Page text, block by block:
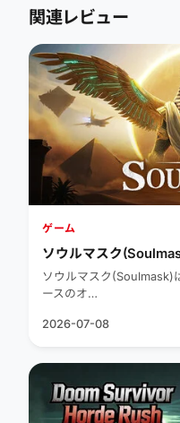
関連レビュー
ゲーム
ソウルマスク
ソウルマスク(Soulmask)
ースのオ…
2026-07-08